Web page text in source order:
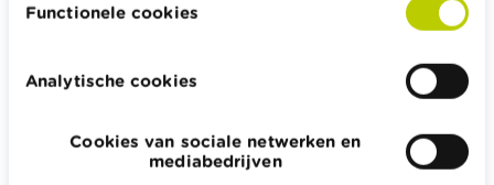
Functionele cookies
Analytische cookies
Cookies van sociale netwerken en
mediabedrijven
Wikifin.be helpt je bij financiële beslissingen. Ze stelt gratis
betrouwbare en handige informatie ter beschikking,